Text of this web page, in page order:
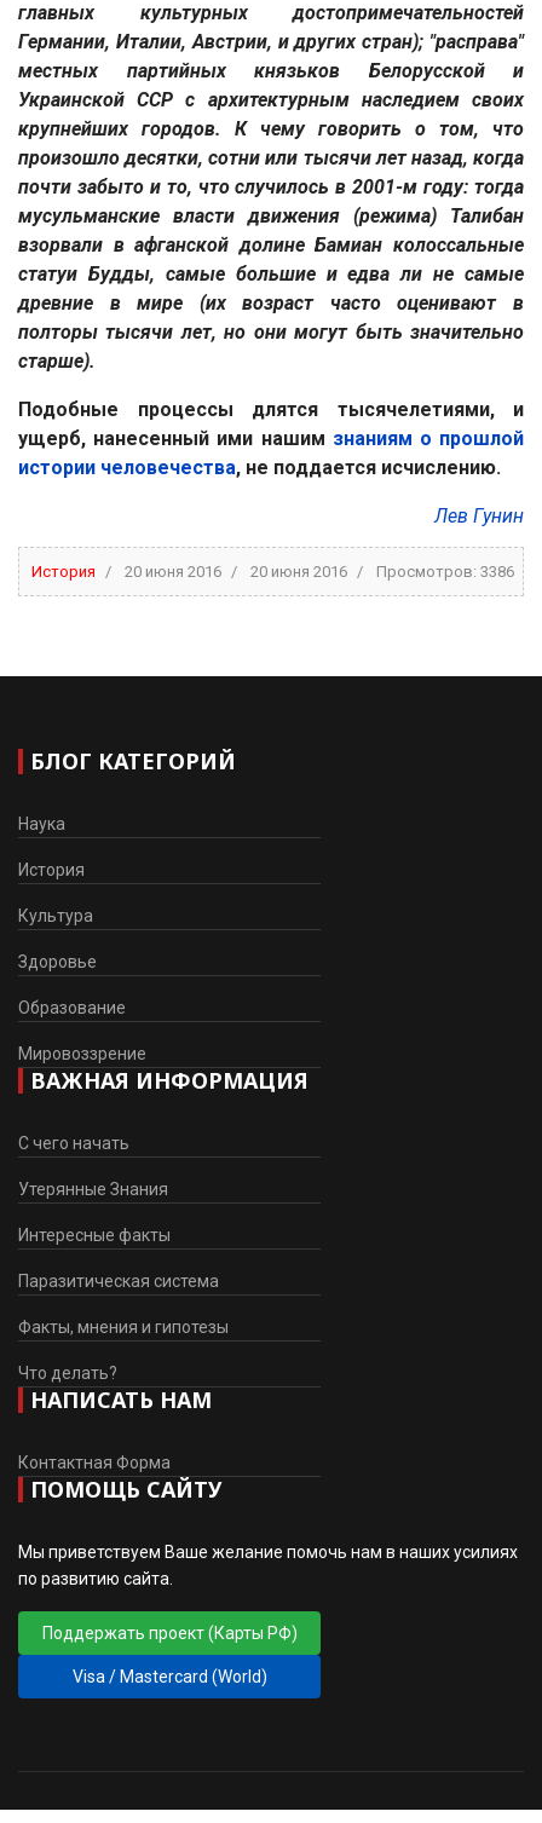
главных культурных достопримечательностей
Германии, Италии, Австрии, и других стран); "расправа"
местных партийных князьков Белорусской и
Украинской ССР с архитектурным наследием своих
крупнейших городов. К чему говорить о том, что
произошло десятки, сотни или тысячи лет назад, когда
почти забыто и то, что случилось в 2001-м году: тогда
мусульманские власти движения (режима) Талибан
взорвали в афганской долине Бамиан колоссальные
статуи Будды, самые большие и едва ли не самые
древние в мире (их возраст часто оценивают в
полторы тысячи лет, но они могут быть значительно
старше).
Подобные процессы длятся тысячелетиями, и
ущерб, нанесенный ими нашим знаниям о прошлой
истории человечества, не поддается исчислению.
Лев Гунин
История 20 июня 2016 20 июня 2016 Просмотров: 3386
БЛОГ КАТЕГОРИЙ
Наука
История
Культура
Здоровье
Образование
Мировоззрение
ВАЖНАЯ ИНФОРМАЦИЯ
С чего начать
Утерянные Знания
Интересные факты
Паразитическая система
Факты, мнения и гипотезы
Что делать?
НАПИСАТЬ НАМ
Контактная Форма
ПОМОЩЬ САЙТУ
Мы приветствуем Ваше желание помочь нам в наших усилиях
по развитию сайта.
Поддержать проект (Карты РФ)
Visa / Mastercard (World)